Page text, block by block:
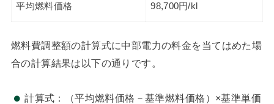
平均燃料価格 98,700円/kl
燃料費調整額の計算式に中部電力の料金を当てはめた場
合の計算結果は以下の通りです。
計算式：（平均燃料価格－基準燃料価格）×基準単価